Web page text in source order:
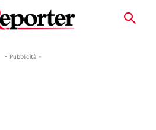
- Pubblicità -